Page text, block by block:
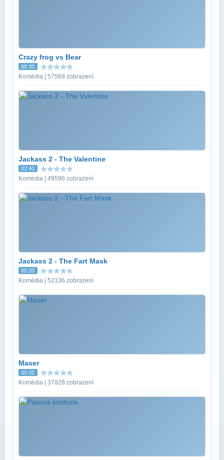
Crazy frog vs Bear
00:30
Komédia | 57569 zobrazení
Jackass 2 - The Valentine
02:40
Komédia | 49596 zobrazení
Jackass 2 - The Fart Mask
00:20
Komédia | 52136 zobrazení
Maser
00:32
Komédia | 37828 zobrazení